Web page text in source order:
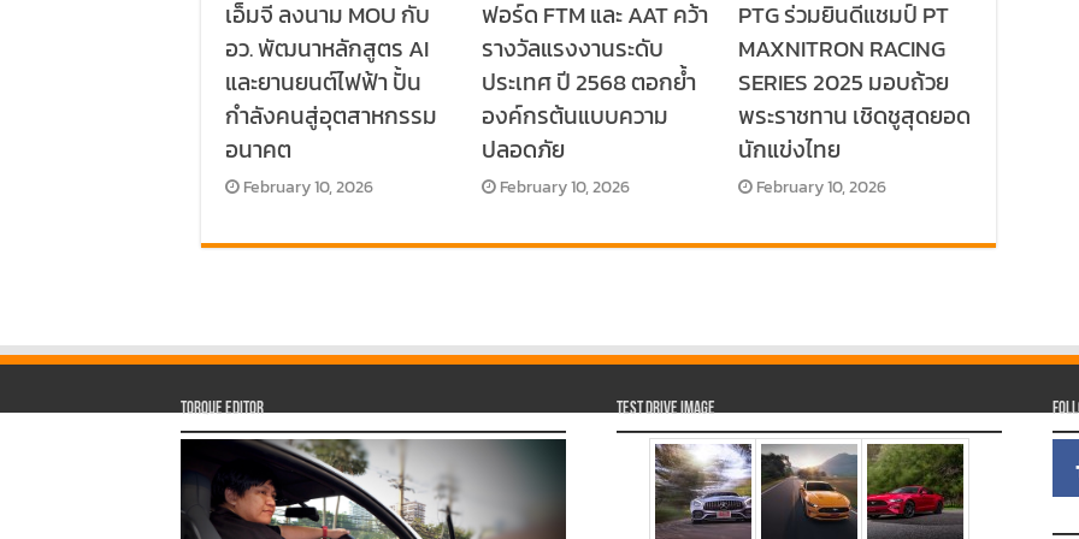
เอ็มจี ลงนาม MOU กับ
อว. พัฒนาหลักสูตร AI
และยานยนต์ไฟฟ้า ปั้น
กำลังคนสู่อุตสาหกรรม
อนาคต
February 10, 2026
ฟอร์ด FTM และ AAT คว้า
รางวัลแรงงานระดับ
ประเทศ ปี 2568 ตอกย้ำ
องค์กรต้นแบบความ
ปลอดภัย
February 10, 2026
PTG ร่วมยินดีแชมป์ PT
MAXNITRON RACING
SERIES 2025 มอบถ้วย
พระราชทาน เชิดชูสุดยอด
นักแข่งไทย
February 10, 2026
Torque Editor Test Drive Image